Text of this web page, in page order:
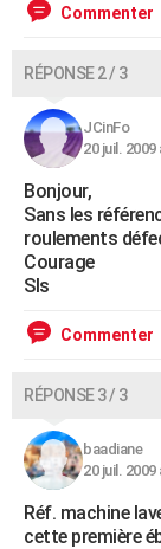
Commenter
RÉPONSE 2 / 3
JCinFo
20 juil. 2009
Bonjour,
Sans les
roulements
Courage
Sls
Commenter
RÉPONSE 3 / 3
baadiane
20 juil. 2009
Réf. machine
cette première